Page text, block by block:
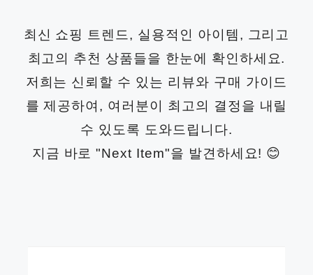
최신 쇼핑 트렌드, 실용적인 아이템, 그리고
최고의 추천 상품들을 한눈에 확인하세요.
저희는 신뢰할 수 있는 리뷰와 구매 가이드
를 제공하여, 여러분이 최고의 결정을 내릴
수 있도록 도와드립니다.
지금 바로 "Next Item"을 발견하세요! 😊